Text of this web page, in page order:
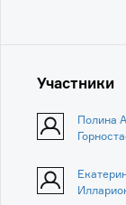
Участники
Полина